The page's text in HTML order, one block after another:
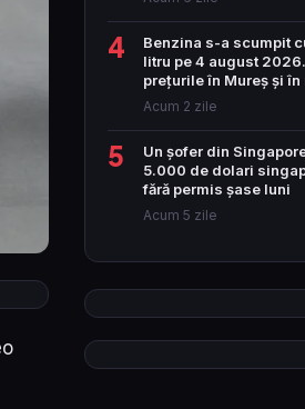
4
Benzina s-a scumpit
litru pe 4 august
prețurile în Mureș și
Acum 2 zile
5
Un șofer din
5.000 de dolari
fără permis șase luni
Acum 5 zile